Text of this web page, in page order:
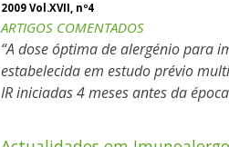
2009 Vol.XVII, nº4
ARTIGOS COMENTADOS
A dose óptima de alergénio para
estabelecida em estudo prévio
IR iniciadas 4 meses antes da